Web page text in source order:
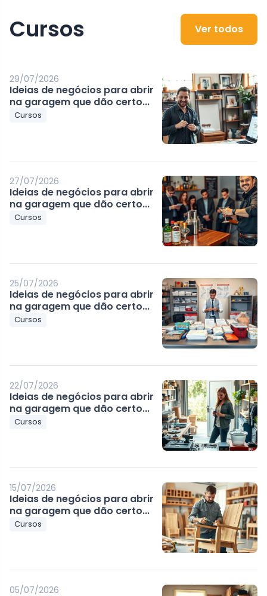
Cursos Ver todos
29/07/2026
Ideias de negócios para abrir
na garagem que dão certo...
Cursos
27/07/2026
Ideias de negócios para abrir
na garagem que dão certo...
Cursos
25/07/2026
Ideias de negócios para abrir
na garagem que dão certo...
Cursos
22/07/2026
Ideias de negócios para abrir
na garagem que dão certo...
Cursos
15/07/2026
Ideias de negócios para abrir
na garagem que dão certo...
Cursos
05/07/2026